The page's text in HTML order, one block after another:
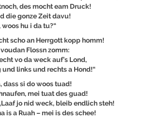
des mocht eam Druck!
die gonze Zeit davu!
hu i da tu?“
scho an Herrgott kopp homm!
Flossn zomm:
vo da weck auf’s Lond,
links und rechts a Hond!“
dass si do woos tuad!
mei tuat des guad!
jo nid weck, bleib endlich steh!
is a Ruah – mei is des schee!